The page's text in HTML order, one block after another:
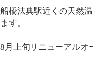
船橋法典駅近くの天然
ます。
8月上旬リニューアルオ